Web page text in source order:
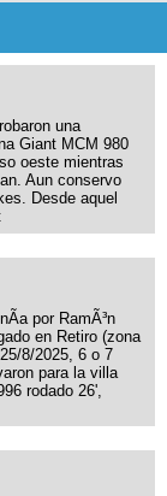
una
Giant MCM 980
oeste mientras
Aun conservo
Desde aquel
por RamÃ³n
en Retiro (zona
8/2025, 6 o 7
para la villa
rodado 26',